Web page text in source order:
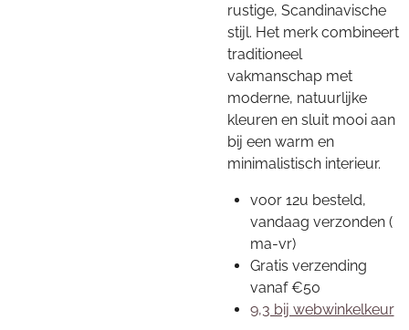
rustige, Scandinavische
stijl. Het merk combineert
traditioneel
vakmanschap met
moderne, natuurlijke
kleuren en sluit mooi aan
bij een warm en
minimalistisch interieur.
voor 12u besteld,
vandaag verzonden (
ma-vr)
Gratis verzending
vanaf €50
9,3 bij webwinkelkeur